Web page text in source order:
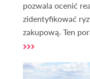
pozwala ocenić
zidentyfikować
zakupową. Ten
przez
oraz informacje,